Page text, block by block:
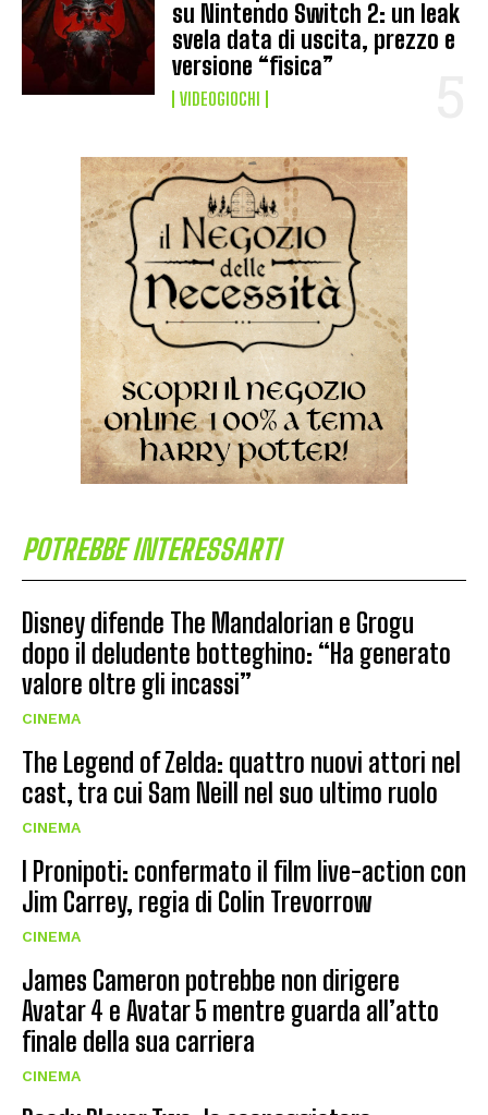
su Nintendo Switch 2: un leak
svela data di uscita, prezzo e
versione “fisica”
VIDEOGIOCHI
POTREBBE INTERESSARTI
Disney difende The Mandalorian e Grogu
dopo il deludente botteghino: “Ha generato
valore oltre gli incassi”
CINEMA
The Legend of Zelda: quattro nuovi attori nel
cast, tra cui Sam Neill nel suo ultimo ruolo
CINEMA
I Pronipoti: confermato il film live-action con
Jim Carrey, regia di Colin Trevorrow
CINEMA
James Cameron potrebbe non dirigere
Avatar 4 e Avatar 5 mentre guarda all’atto
finale della sua carriera
CINEMA